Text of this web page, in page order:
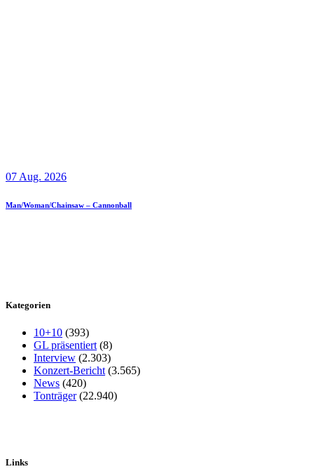
07 Aug. 2026
Man/Woman/Chainsaw – Cannonball
Kategorien
10+10 (393)
GL präsentiert (8)
Interview (2.303)
Konzert-Bericht (3.565)
News (420)
Tonträger(22.940)
Links